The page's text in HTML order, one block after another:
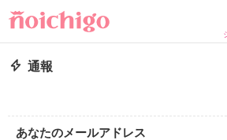
通報
あなたのメールアドレス